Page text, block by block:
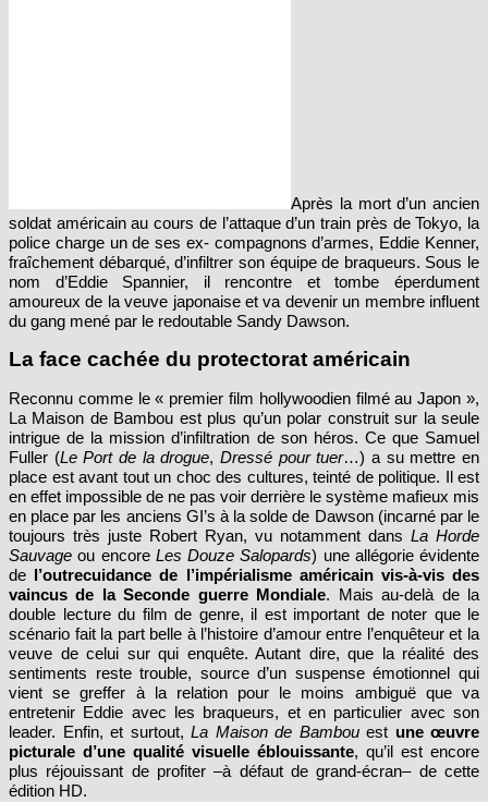
Après la mort d’un ancien
soldat américain au cours de l’attaque d’un train près de Tokyo, la
police charge un de ses ex- compagnons d’armes, Eddie Kenner,
fraîchement débarqué, d’infiltrer son équipe de braqueurs. Sous le
nom d’Eddie Spannier, il rencontre et tombe éperdument
amoureux de la veuve japonaise et va devenir un membre influent
du gang mené par le redoutable Sandy Dawson.
La face cachée du protectorat américain
Reconnu comme le « premier film hollywoodien filmé au Japon »,
La Maison de Bambou est plus qu’un polar construit sur la seule
intrigue de la mission d’infiltration de son héros. Ce que Samuel
Fuller (Le Port de la drogue,Dressé pour tuer…) a su mettre en
place est avant tout un choc des cultures, teinté de politique. Il est
en effet impossible de ne pas voir derrière le système mafieux mis
en place par les anciens GI’s à la solde de Dawson (incarné par le
toujours très juste Robert Ryan, vu notamment dans La Horde
Sauvageou encoreLes Douze Salopards) une allégorie évidente
de
l’outrecuidance de l’impérialisme américain vis-à-vis des
vaincus de la Seconde guerre Mondiale. Mais au-delà de la
double lecture du film de genre, il est important de noter que le
scénario fait la part belle à l’histoire d’amour entre l’enquêteur et la
veuve de celui sur qui enquête. Autant dire, que la réalité des
sentiments reste trouble, source d’un suspense émotionnel qui
vient se greffer à la relation pour le moins ambiguë que va
entretenir Eddie avec les braqueurs, et en particulier avec son
leader. Enfin, et surtout, La Maison de Bambouest une œuvre
picturale d’une qualité visuelle éblouissante, qu’il est encore
plus réjouissant de profiter –à défaut de grand-écran– de cette
édition HD.